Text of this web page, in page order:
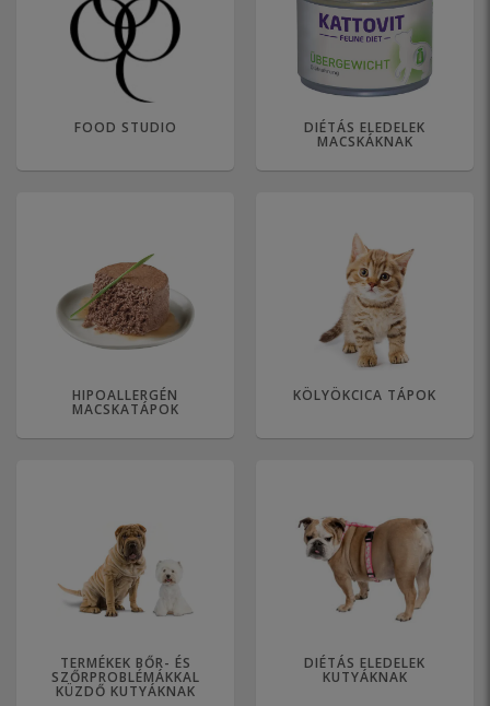
FOOD STUDIO DIÉTÁS ELEDELEK
MACSKÁKNAK
HIPOALLERGÉN
MACSKATÁPOK
KÖLYÖKCICA TÁPOK
TERMÉKEK BŐR- ÉS
SZŐRPROBLÉMÁKKAL
KÜZDŐ KUTYÁKNAK
DIÉTÁS ELEDELEK
KUTYÁKNAK